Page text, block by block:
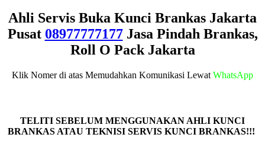
Ahli Servis Buka Kunci Brankas Jakarta
Pusat 08977777177Jasa Pindah Brankas,
Roll O Pack Jakarta
Klik Nomer di atas Memudahkan Komunikasi Lewat WhatsApp
TELITI SEBELUM MENGGUNAKAN AHLI KUNCI
BRANKAS ATAU TEKNISI SERVIS KUNCI BRANKAS!!!